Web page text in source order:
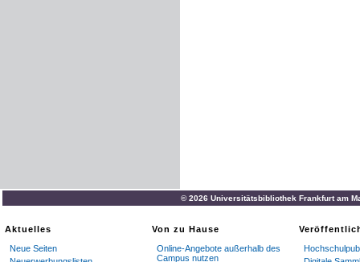
© 2026 Universitätsbibliothek Frankfurt am
Aktuelles
Neue Seiten
Von zu Hause
Online-Angebote außerhalb des
Campus nutzen